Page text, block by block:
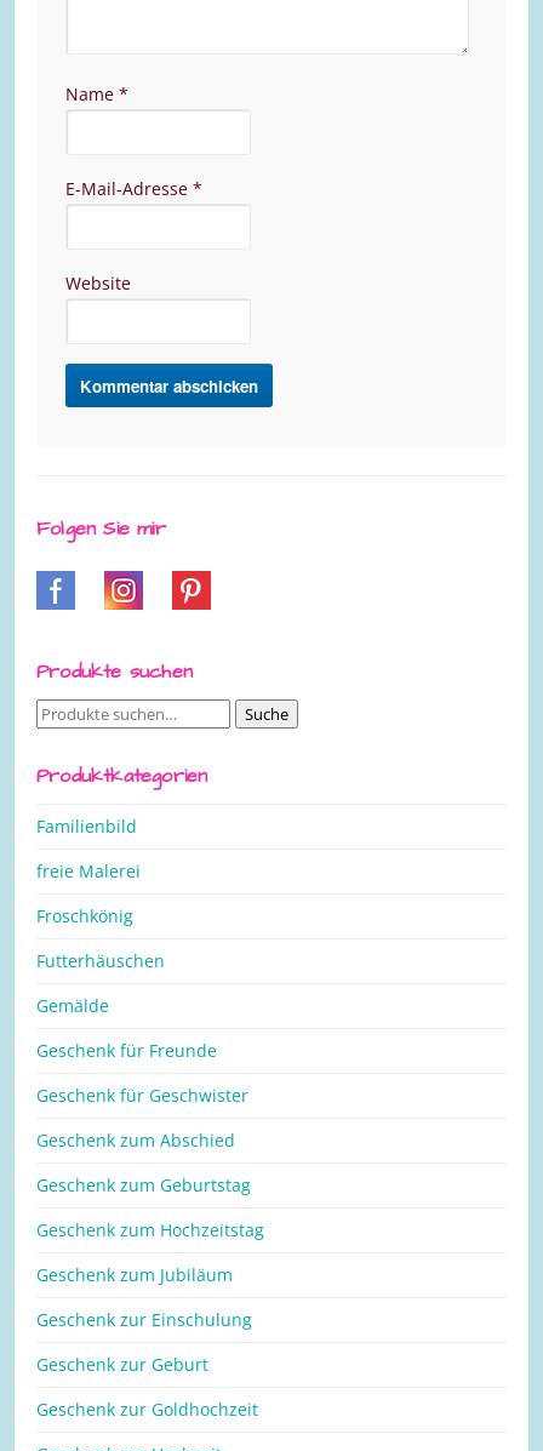
Name *
E-Mail-Adresse *
Website
Folgen Sie mir
Produkte suchen
Suche
Suche
Produktkategorien
Familienbild
freie Malerei
Froschkönig
Futterhäuschen
Gemälde
Geschenk für Freunde
Geschenk für Geschwister
Geschenk zum Abschied
Geschenk zum Geburtstag
Geschenk zum Hochzeitstag
Geschenk zum Jubiläum
Geschenk zur Einschulung
Geschenk zur Geburt
Geschenk zur Goldhochzeit